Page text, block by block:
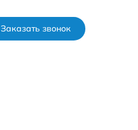
Заказать звонок